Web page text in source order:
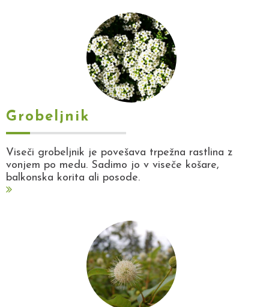
Grobeljnik
Viseči grobeljnik je povešava trpežna rastlina z
vonjem po medu. Sadimo jo v viseče košare,
balkonska korita ali posode.